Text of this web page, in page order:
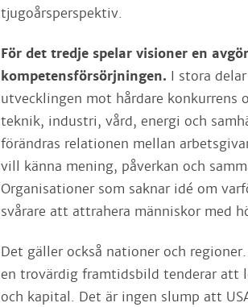
tjugoårsperspektiv.
För det tredje spelar visioner en
kompetensförsörjningen. I stora
utvecklingen mot hårdare konkurrens
teknik, industri, vård, energi och
förändras relationen mellan
vill känna mening, påverkan och
Organisationer som saknar idé om
svårare att attrahera människor med
Det gäller också nationer och
en trovärdig framtidsbild tenderar att
och kapital. Det är ingen slump att